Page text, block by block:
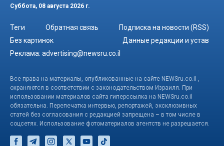
Суббота, 08 августа 2026 г.
Теги Обратная связь
Подписка на новости (RSS)
Без картинок
Данные редакции и устав
Реклама: advertising@newsru.co.il
Все права на материалы, опубликованные на сайте NEWSru.co.il ,
охраняются в соответствии с законодательством Израиля. При
использовании материалов сайта гиперссылка на NEWSru.co.il
обязательна. Перепечатка интервью, репортажей, эксклюзивных
статей без согласования с редакцией запрещена – в том числе в
соцсетях. Использование фотоматериалов агентств не разрешается.